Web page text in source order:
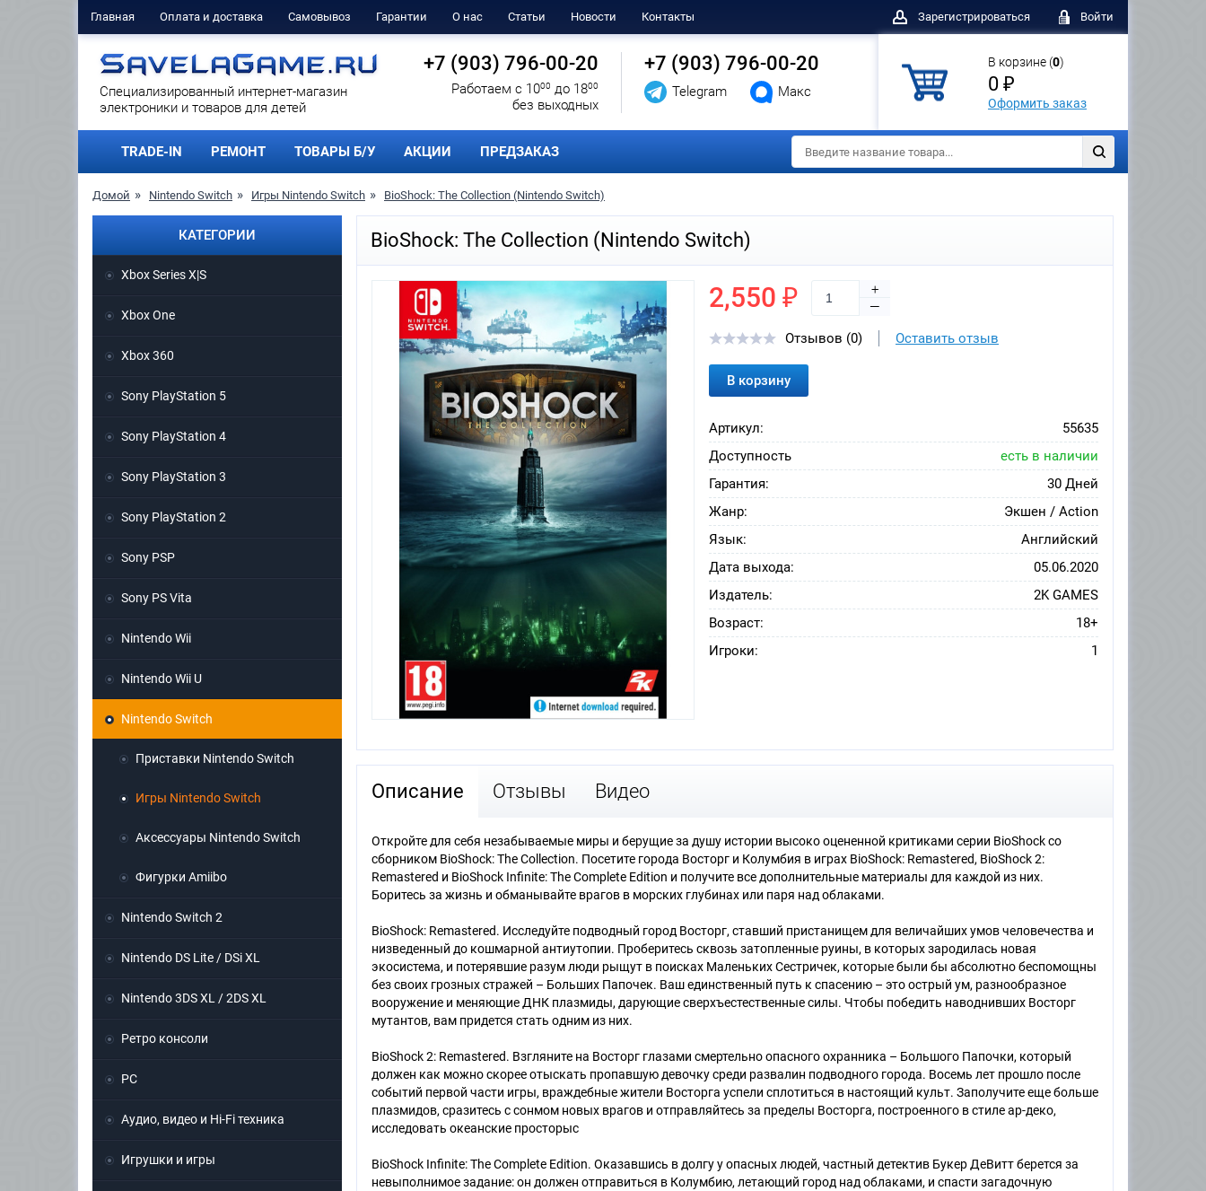
Главная Оплата и доставка Самовывоз Гарантии О нас Статьи Новости Контакты Зарегистрироваться Войти
Cпециализированный интернет-магазин
электроники и товаров для детей
+7 (903) 796-00-20
Работаем с 1000 до 1800
без выходных
+7 (903) 796-00-20
Telegram Макс
В корзине (0)
0 ₽
Оформить заказ
TRADE-IN РЕМОНТ ТОВАРЫ Б/У АКЦИИ ПРЕДЗАКАЗ
Домой Nintendo Switch Игры Nintendo Switch BioShock: The Collection (Nintendo Switch)
BioShock: The Collection (Nintendo Switch)
2,550 ₽
+
—
Отзывов (0)
Оставить отзыв
В корзину
Артикул:
55635
Доступность
есть в наличии
Гарантия:
30 Дней
Жанр:
Экшен / Action
Язык:
Английский
Дата выхода:
05.06.2020
Издатель:
2K GAMES
Возраст:
18+
Игроки:
1
Описание Отзывы Видео
Откройте для себя незабываемые миры и берущие за душу истории высоко оцененной критиками серии BioShock со
сборником BioShock: The Collection. Посетите города Восторг и Колумбия в играх BioShock: Remastered, BioShock 2:
Remastered и BioShock Infinite: The Complete Edition и получите все дополнительные материалы для каждой из них.
Боритесь за жизнь и обманывайте врагов в морских глубинах или паря над облаками.
BioShock: Remastered. Исследуйте подводный город Восторг, ставший пристанищем для величайших умов человечества и
низведенный до кошмарной антиутопии. Проберитесь сквозь затопленные руины, в которых зародилась новая
экосистема, и потерявшие разум люди рыщут в поисках Маленьких Сестричек, которые были бы абсолютно беспомощны
без своих грозных стражей – Больших Папочек. Ваш единственный путь к спасению – это острый ум, разнообразное
вооружение и меняющие ДНК плазмиды, дарующие сверхъестественные силы. Чтобы победить наводнивших Восторг
мутантов, вам придется стать одним из них.
BioShock 2: Remastered. Взгляните на Восторг глазами смертельно опасного охранника – Большого Папочки, который
должен как можно скорее отыскать пропавшую девочку среди развалин подводного города. Восемь лет прошло после
событий первой части игры, враждебные жители Восторга успели сплотиться в настоящий культ. Заполучите еще больше
плазмидов, сразитесь с сонмом новых врагов и отправляйтесь за пределы Восторга, построенного в стиле ар-деко,
исследовать океанские просторыс
BioShock Infinite: The Complete Edition. Оказавшись в долгу у опасных людей, частный детектив Букер ДеВитт берется за
невыполнимое задание: он должен отправиться в Колумбию, летающий город над облаками, и спасти загадочную
КАТЕГОРИИ
Xbox Series X|S
Xbox One
Xbox 360
Sony PlayStation 5
Sony PlayStation 4
Sony PlayStation 3
Sony PlayStation 2
Sony PSP
Sony PS Vita
Nintendo Wii
Nintendo Wii U
Nintendo Switch
Приставки Nintendo Switch
Игры Nintendo Switch
Аксессуары Nintendo Switch
Фигурки Amiibo
Nintendo Switch 2
Nintendo DS Lite / DSi XL
Nintendo 3DS XL / 2DS XL
Ретро консоли
PC
Аудио, видео и Hi-Fi техника
Игрушки и игры